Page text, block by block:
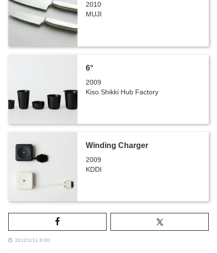
2010
MUJI
6°
2009
Kiso Shikki Hub Factory
Winding Charger
2009
KDDI
2012/1/11 0:00